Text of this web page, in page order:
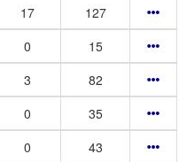
17
127
0
15
3
82
0
35
0
43